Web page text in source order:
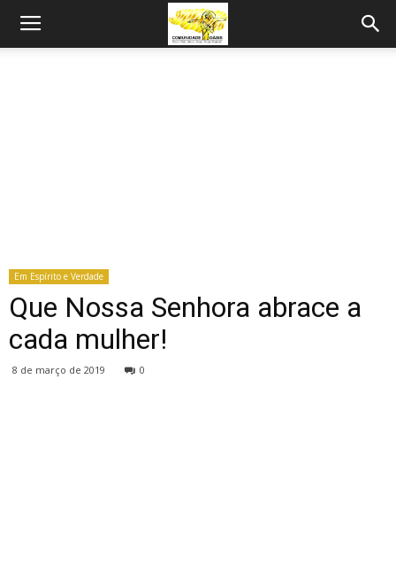
Em Espírito e Verdade
Que Nossa Senhora abrace a
cada mulher!
8 de março de 2019 0